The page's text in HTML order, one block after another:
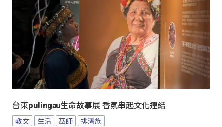
台東pulingau生命故事展 香氛串起文化連結
教文 生活 巫師 排灣族